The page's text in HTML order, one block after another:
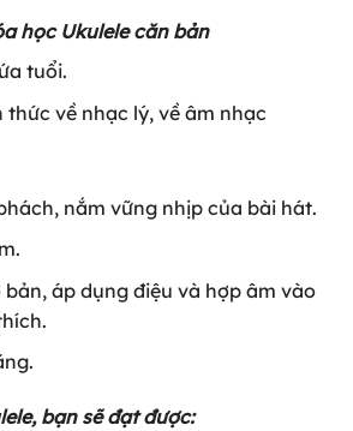
học Ukulele căn bản
tuổi.
thức về nhạc lý, về âm nhạc
nắm vững nhịp của bài hát.
áp dụng điệu và hợp âm vào
bạn sẽ đạt được: